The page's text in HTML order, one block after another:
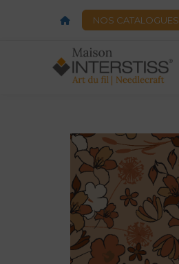
AcceuilNOS CATALOGUES